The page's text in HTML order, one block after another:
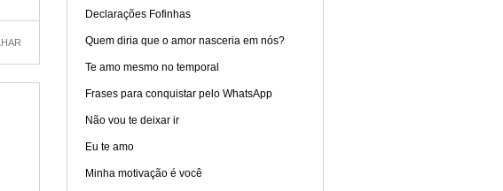
Declarações Fofinhas
Quem diria que o amor nasceria em nós?
Te amo mesmo no temporal
Frases para conquistar pelo WhatsApp
Não vou te deixar ir
Eu te amo
Minha motivação é você